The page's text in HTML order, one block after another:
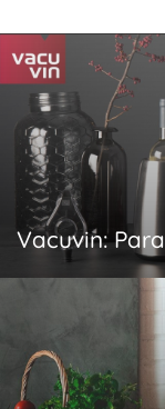
Vacuvin: